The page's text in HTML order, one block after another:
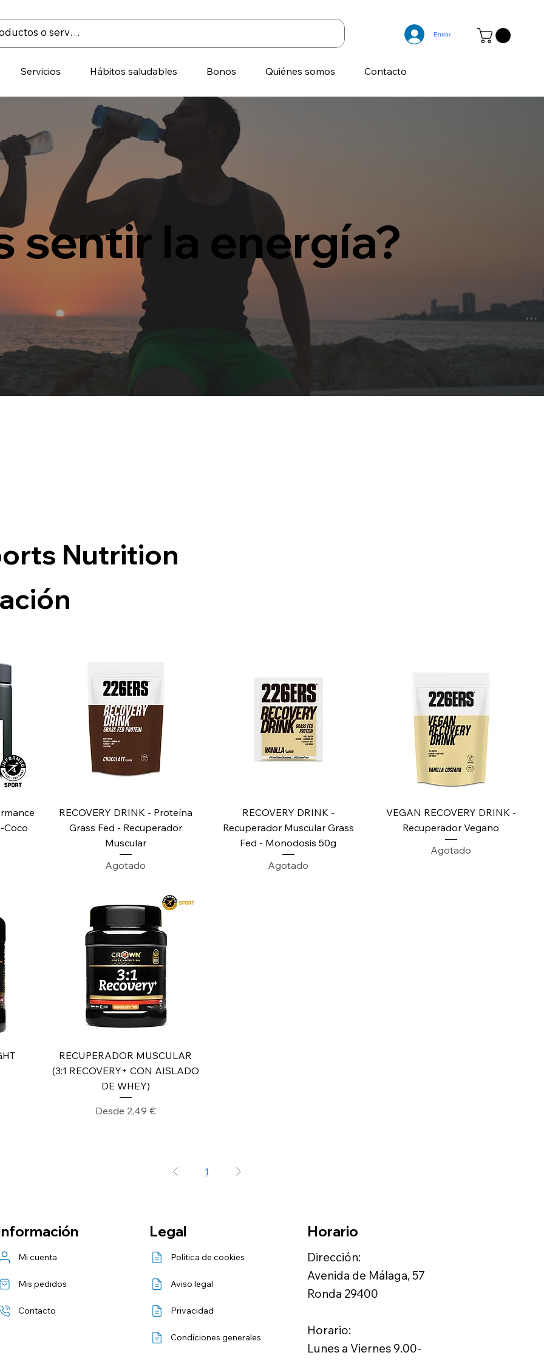
Servicios Hábitos saludables Bonos Quiénes somos Contacto
Entrar
sentir la energía?
Nutrition
Coco
Vista rápida
RECOVERY DRINK - Proteína
Grass Fed - Recuperador
Muscular
Agotado
Vista rápida
RECOVERY DRINK -
Recuperador Muscular Grass
Fed - Monodosis 50g
Agotado
Vista rápida
VEGAN RECOVERY DRINK -
Recuperador Vegano
Agotado
Vista rápida
RECUPERADOR MUSCULAR
(3:1 RECOVERY+ CON AISLADO
DE WHEY)
Desde 2,49 €
Precio de oferta
1
Legal
Política de cookies
Aviso legal
Privacidad
Condiciones generales
Mi cuenta
Mis pedidos
Contacto
Horario
Dirección:
Avenida de Málaga, 57
Ronda 29400
Horario:
Lunes a Viernes 9.00-